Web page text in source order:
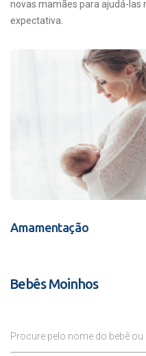
novas mamães para ajudá-las
expectativa.
Amamentação
Bebês Moinhos
Procure pelo nome do bebê